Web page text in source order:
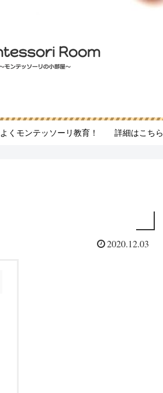
よくモンテッソーリ教育！ 詳細はこちら
2020.12.03